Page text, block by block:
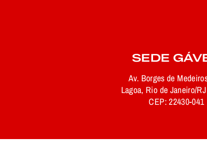
SEDE
Av. Borges de
Lagoa, Rio de Janeiro/
CEP: 22430-041